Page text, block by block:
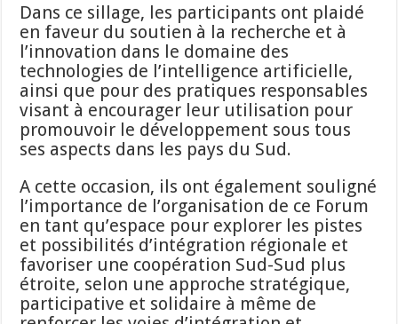
Dans ce sillage, les participants ont plaidé
en faveur du soutien à la recherche et à
l’innovation dans le domaine des
technologies de l’intelligence artificielle,
ainsi que pour des pratiques responsables
visant à encourager leur utilisation pour
promouvoir le développement sous tous
ses aspects dans les pays du Sud.
A cette occasion, ils ont également souligné
l’importance de l’organisation de ce Forum
en tant qu’espace pour explorer les pistes
et possibilités d’intégration régionale et
favoriser une coopération Sud-Sud plus
étroite, selon une approche stratégique,
participative et solidaire à même de